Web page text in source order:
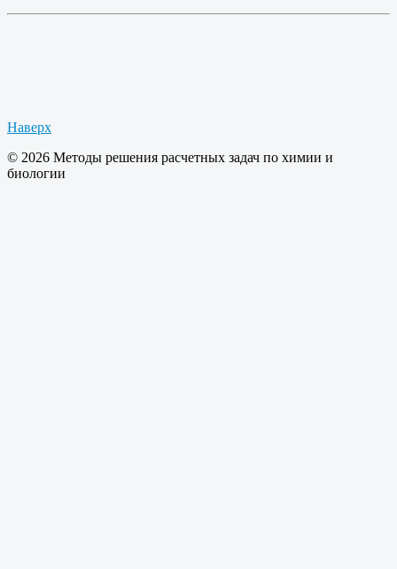
Наверх
© 2026 Методы решения расчетных задач по химии и
биологии